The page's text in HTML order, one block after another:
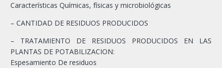
Características Químicas, físicas y microbiológicas
– CANTIDAD DE RESIDUOS PRODUCIDOS
– TRATAMIENTO DE RESIDUOS PRODUCIDOS EN LAS
PLANTAS DE POTABILIZACION:
Espesamiento De residuos